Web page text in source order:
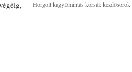
Horgolt kagylómintás körsál: kezdősorok